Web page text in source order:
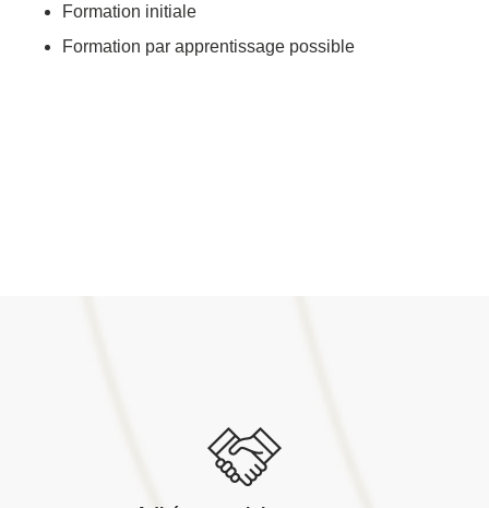
Formation initiale
Formation par apprentissage possible